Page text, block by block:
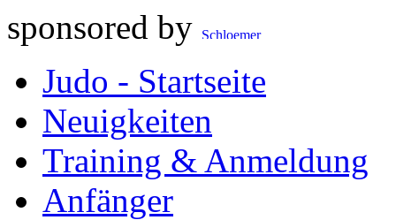
sponsored by
Judo - Startseite
Neuigkeiten
Training & Anmeldung
Anfänger